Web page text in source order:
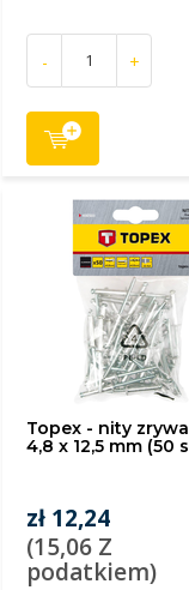
- +
Topex - nity
4,8 x 12,5 mm (50
zł 12,24
(15,06 Z
podatkiem)